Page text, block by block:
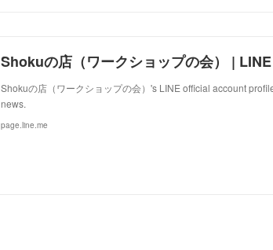
Shokuの店（ワークショップの会） |
Shokuの店（ワークショップの会）'s LINE official account
news.
page.line.me